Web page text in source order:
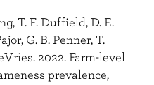
T. F. Duffield, D. E.
G. B. Penner, T.
2022. Farm-level
prevalence,